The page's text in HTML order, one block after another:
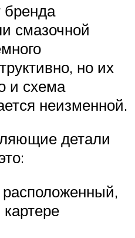
бренда
смазочной
но их
и схема
неизменной.
детали